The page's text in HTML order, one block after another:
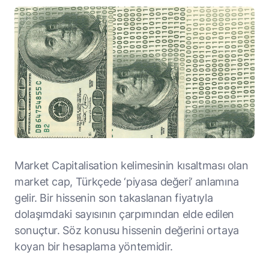
Market Capitalisation kelimesinin kısaltması olan
market cap, Türkçede ‘piyasa değeri’ anlamına
gelir. Bir hissenin son takaslanan fiyatıyla
dolaşımdaki sayısının çarpımından elde edilen
sonuçtur. Söz konusu hissenin değerini ortaya
koyan bir hesaplama yöntemidir.